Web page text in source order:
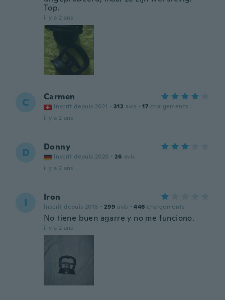
Top.
il y a 2 ans
C Carmen
Inscrit depuis 2021 · 312 avis · 17 chargements
il y a 2 ans
D Donny
Inscrit depuis 2020 · 26 avis
il y a 2 ans
I Iron
Inscrit depuis 2016 · 299 avis · 446 chargements
No tiene buen agarre y no me funciono.
il y a 2 ans